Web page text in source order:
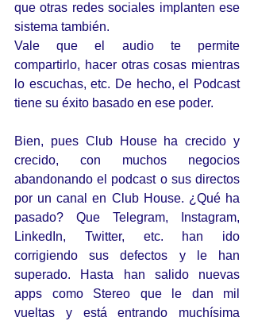
que otras redes sociales implanten ese
sistema también.
Vale que el audio te permite
compartirlo, hacer otras cosas mientras
lo escuchas, etc. De hecho, el Podcast
tiene su éxito basado en ese poder.
Bien, pues Club House ha crecido y
crecido, con muchos negocios
abandonando el podcast o sus directos
por un canal en Club House. ¿Qué ha
pasado? Que Telegram, Instagram,
LinkedIn, Twitter, etc. han ido
corrigiendo sus defectos y le han
superado. Hasta han salido nuevas
apps como Stereo que le dan mil
vueltas y está entrando muchísima